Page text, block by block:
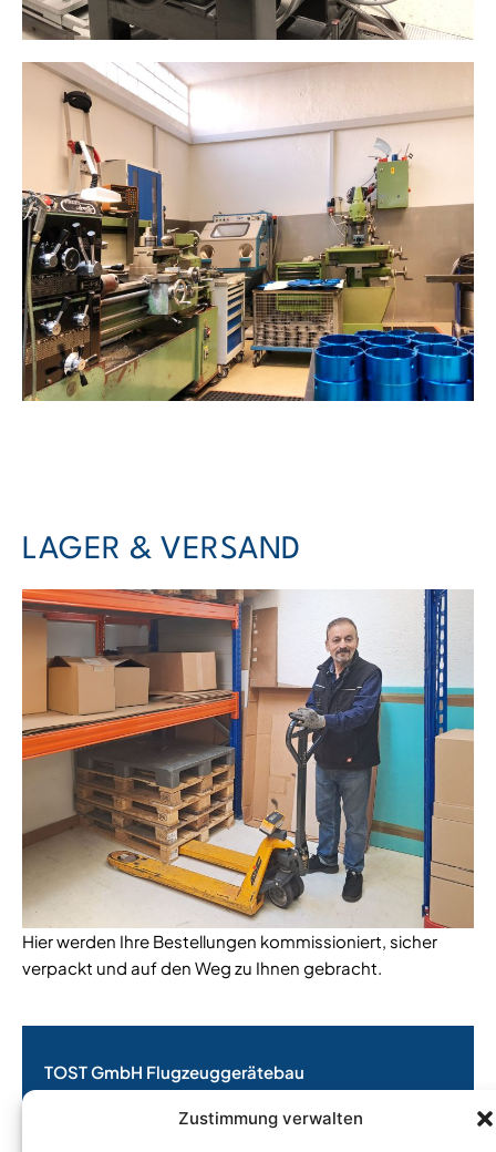
Zustimmung verwalten
LAGER & VERSAND
Hier werden Ihre Bestellungen kommissioniert, sicher
verpackt und auf den Weg zu Ihnen gebracht.
TOST GmbH Flugzeuggerätebau
EASA Instandhaltungsbetrieb